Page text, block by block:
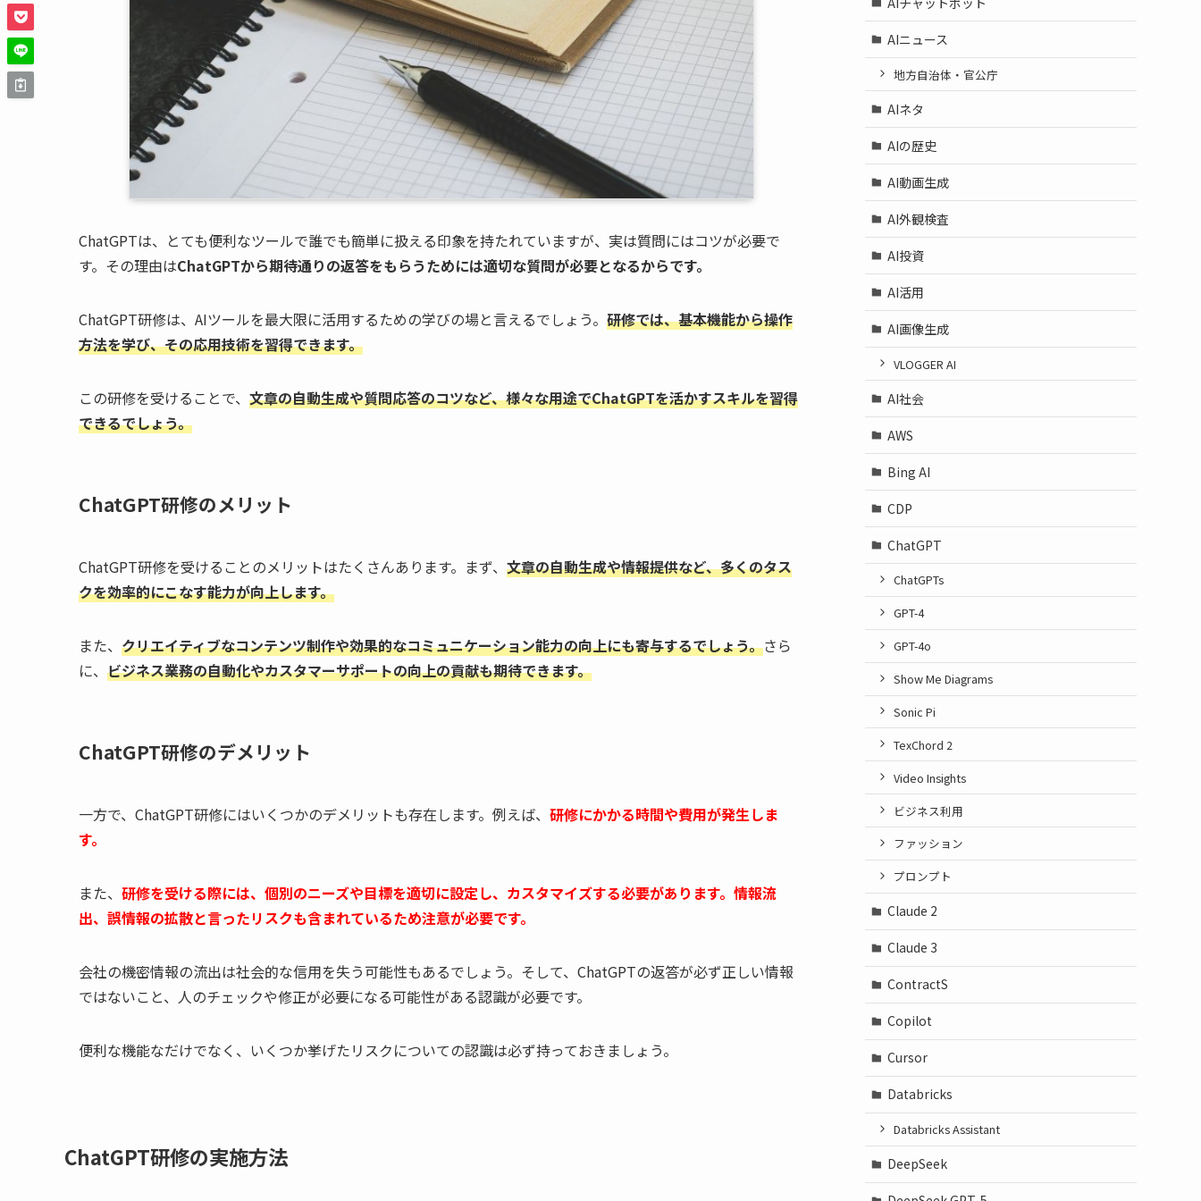
ChatGPTは、とても便利なツールで誰でも簡単に扱える印象を持たれていますが、実は質問にはコツが必要で
す。その理由はChatGPTから期待通りの返答をもらうためには適切な質問が必要となるからです。
ChatGPT研修は、AIツールを最大限に活用するための学びの場と言えるでしょう。 研修では、基本機能から操作
方法を学び、その応用技術を習得できます。
この研修を受けることで、 文章の自動生成や質問応答のコツなど、様々な用途でChatGPTを活かすスキルを習得
できるでしょう。
ChatGPT研修のメリット
ChatGPT研修を受けることのメリットはたくさんあります。まず、 文章の自動生成や情報提供など、多くのタス
クを効率的にこなす能力が向上します。
また、 クリエイティブなコンテンツ制作や効果的なコミュニケーション能力の向上にも寄与するでしょう。さら
に、 ビジネス業務の自動化やカスタマーサポートの向上の貢献も期待できます。
ChatGPT研修のデメリット
一方で、ChatGPT研修にはいくつかのデメリットも存在します。例えば、 研修にかかる時間や費用が発生しま
す。
また、 研修を受ける際には、個別のニーズや目標を適切に設定し、カスタマイズする必要があります。 情報流
出、誤情報の拡散と言ったリスクも含まれているため注意が必要です。
会社の機密情報の流出は社会的な信用を失う可能性もあるでしょう。そして、ChatGPTの返答が必ず正しい情報
ではないこと、人のチェックや修正が必要になる可能性がある認識が必要です。
便利な機能なだけでなく、いくつか挙げたリスクについての認識は必ず持っておきましょう。
ChatGPT研修の実施方法
AIニュース
地方自治体・官公庁
AIネタ
AIの歴史
AI動画生成
AI外観検査
AI投資
AI活用
AI画像生成
VLOGGER AI
AI社会
AWS
Bing AI
CDP
ChatGPT
ChatGPTs
GPT-4
GPT-4o
Show Me Diagrams
Sonic Pi
TexChord 2
Video Insights
ビジネス利用
ファッション
プロンプト
Claude 2
Claude 3
ContractS
Copilot
Cursor
Databricks
Databricks Assistant
DeepSeek